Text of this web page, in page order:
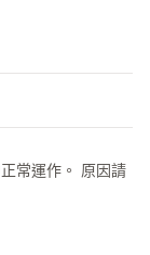
常運作。 原因請